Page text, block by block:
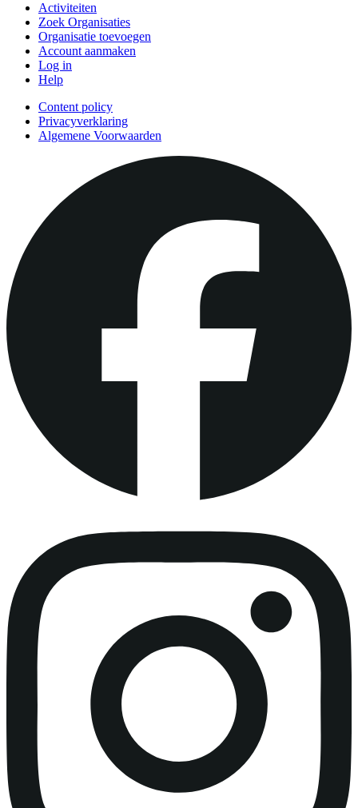
Activiteiten
Zoek Organisaties
Organisatie toevoegen
Account aanmaken
Log in
Help
Content policy
Privacyverklaring
Algemene Voorwaarden